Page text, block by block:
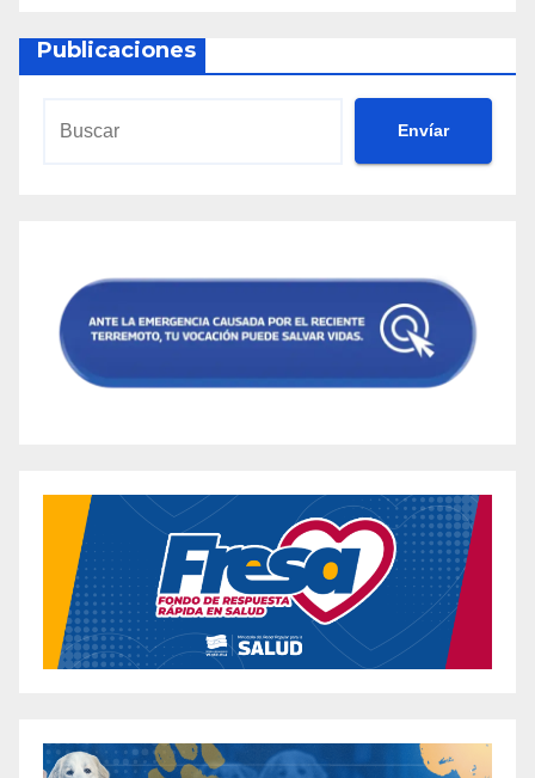
Publicaciones
Envíar